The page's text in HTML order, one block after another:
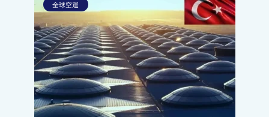
全球空運